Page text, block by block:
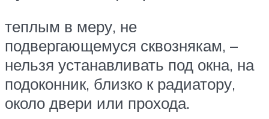
теплым в меру, не
подвергающемуся сквознякам, –
нельзя устанавливать под окна, на
подоконник, близко к радиатору,
около двери или прохода.